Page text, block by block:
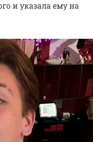
и указала ему на